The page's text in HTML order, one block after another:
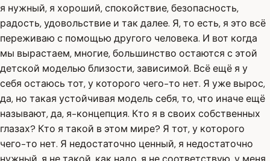
я нужный, я хороший, спокойствие, безопасность,
радость, удовольствие и так далее. Я, то есть, я это всё
переживаю с помощью другого человека. И вот когда
мы вырастаем, многие, большинство остаются с этой
детской моделью близости, зависимой. Всё ещё я у
себя остаюсь тот, у которого чего-то нет. Я уже вырос,
да, но такая устойчивая модель себя, то, что иначе ещё
называют, да, я-концепция. Кто я в своих собственных
глазах? Кто я такой в этом мире? Я тот, у которого
чего-то нет. Я недостаточно ценный, я недостаточно